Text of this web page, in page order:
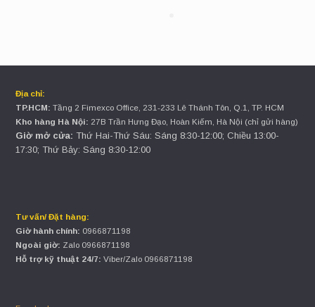
Địa chỉ:
TP.HCM:Tầng 2 Fimexco Office, 231-233 Lê Thánh Tôn, Q.1, TP. HCM
Kho hàng Hà Nội: 27B Trần Hưng Đạo, Hoàn Kiếm, Hà Nội (chỉ gửi hàng)
Giờ mở cửa: Thứ Hai-Thứ Sáu: Sáng 8:30-12:00; Chiều 13:00-
17:30; Thứ Bảy: Sáng 8:30-12:00
Tư vấn/ Đặt hàng:
Giờ hành chính: 0966871198
Ngoài giờ: Zalo 0966871198
Hỗ trợ kỹ thuật 24/7:Viber/Zalo 0966871198